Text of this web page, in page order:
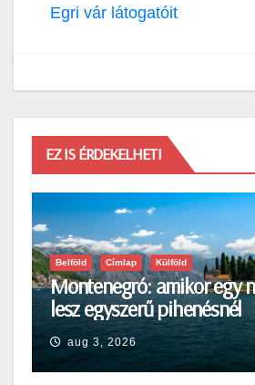
Egri vár látogatóit
EZ IS ÉRDEKELHETI
Belföld Címlap Külföld
Montenegró: amikor egy
lesz egyszerű pihenésnél
aug 3, 2026